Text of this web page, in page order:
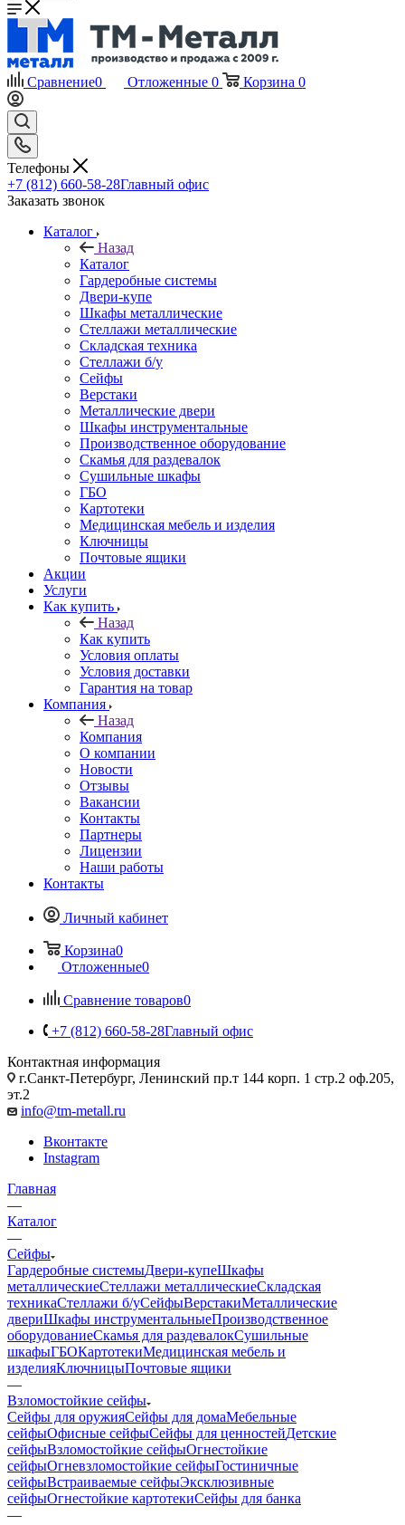
Сравнение0 Отложенные 0 Корзина 0
Телефоны
+7 (812) 660-58-28Главный офис
Заказать звонок
Каталог
Назад
Каталог
Гардеробные системы
Двери-купе
Шкафы металлические
Стеллажи металлические
Складская техника
Стеллажи б/у
Сейфы
Верстаки
Металлические двери
Шкафы инструментальные
Производственное оборудование
Скамья для раздевалок
Сушильные шкафы
ГБО
Картотеки
Медицинская мебель и изделия
Ключницы
Почтовые ящики
Акции
Услуги
Как купить
Назад
Как купить
Условия оплаты
Условия доставки
Гарантия на товар
Компания
Назад
Компания
О компании
Новости
Отзывы
Вакансии
Контакты
Партнеры
Лицензии
Наши работы
Контакты
Личный кабинет
Корзина0
Отложенные0
Сравнение товаров0
+7 (812) 660-58-28Главный офис
Контактная информация
г.Санкт-Петербург, Ленинский пр.т 144 корп. 1 стр.2 оф.205,
эт.2
info@tm-metall.ru
Вконтакте
Instagram
Главная
—
Каталог
—
Сейфы
Гардеробные системыДвери-купеШкафы
металлическиеСтеллажи металлическиеСкладская
техникаСтеллажи б/уСейфыВерстакиМеталлические
двериШкафы инструментальныеПроизводственное
оборудованиеСкамья для раздевалокСушильные
шкафыГБОКартотекиМедицинская мебель и
изделияКлючницыПочтовые ящики
—
Взломостойкие сейфы
Сейфы для оружияСейфы для домаМебельные
сейфыОфисные сейфыСейфы для ценностейДетские
сейфыВзломостойкие сейфыОгнестойкие
сейфыОгневзломостойкие сейфыГостиничные
сейфыВстраиваемые сейфыЭксклюзивные
сейфыОгнестойкие картотекиСейфы для банка
—